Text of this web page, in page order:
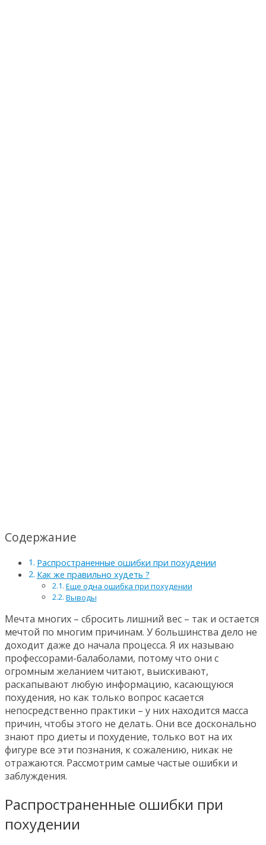
Содержание
Распространенные ошибки при похудении
Как же правильно худеть ?
Еще одна ошибка при похудении
Выводы
Мечта многих – сбросить лишний вес – так и остается
мечтой по многим причинам. У большинства дело не
доходит даже до начала процесса. Я их называю
профессорами-балаболами, потому что они с
огромным желанием читают, выискивают,
раскапывают любую информацию, касающуюся
похудения, но как только вопрос касается
непосредственно практики – у них находится масса
причин, чтобы этого не делать. Они все досконально
знают про диеты и похудение, только вот на их
фигуре все эти познания, к сожалению, никак не
отражаются. Рассмотрим самые частые ошибки и
заблуждения.
Распространенные ошибки при
похудении